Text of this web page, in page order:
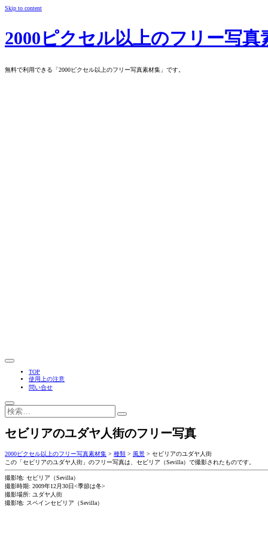
Skip to content
2000ピクセル以上のフリー写真
無料で利用できる「2000ピクセル以上のフリー写真素材集」です。
TOP
使用上の注意
問い合せ
セビリアのユダヤ人街のフリー写真
2000ピクセル以上のフリー写真素材集 > 種類 > 風景 > セビリアのユダヤ人街
この「セビリアのユダヤ人街」のフリー写真は、セビリア（Sevilla）で撮影されたものです。
撮影地: セビリア（Sevilla）
撮影時期: 2009年12月30日<季節は冬>
撮影場所: ユダヤ人街
撮影地: スペインセビリア（Sevilla）